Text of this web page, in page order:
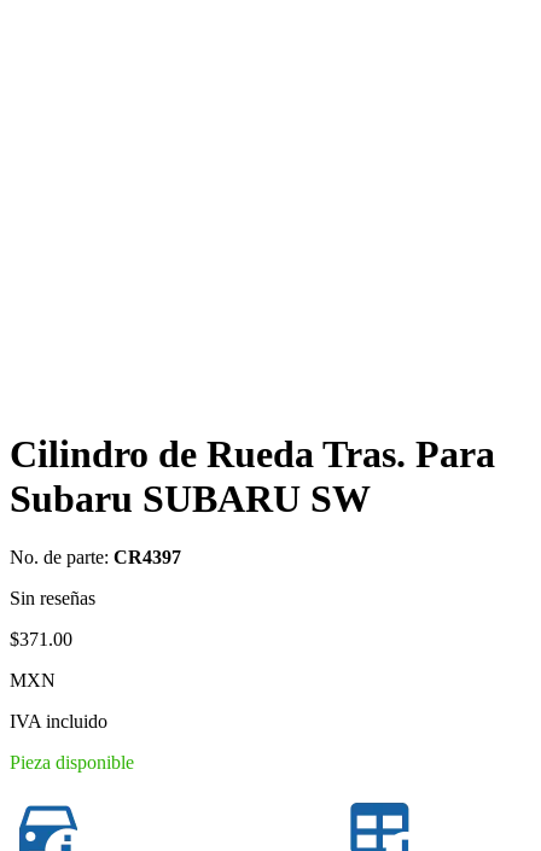
Cilindro de Rueda Tras. Para
Subaru SUBARU SW
No. de parte: CR4397
Sin reseñas
$371.00
MXN
IVA incluido
Pieza disponible